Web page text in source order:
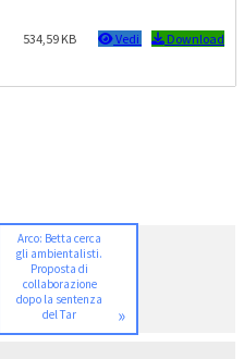
534,59 KB Vedi Download
Arco: Betta cerca
gli ambientalisti.
Proposta di
collaborazione
dopo la sentenza
del Tar
»